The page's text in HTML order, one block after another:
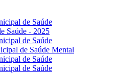
de Saúde
Saúde - 2025
de Saúde
de Saúde Mental
de Saúde
de Saúde